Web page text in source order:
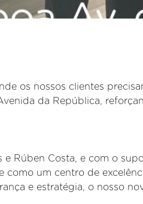
os nossos clientes
da República,
Rúben Costa, e com o
como um centro de
e estratégia, o nosso